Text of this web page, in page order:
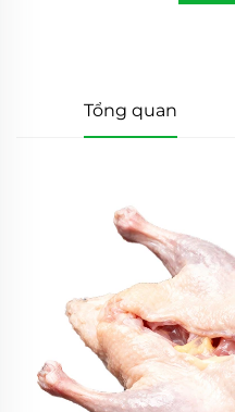
Tổng quan